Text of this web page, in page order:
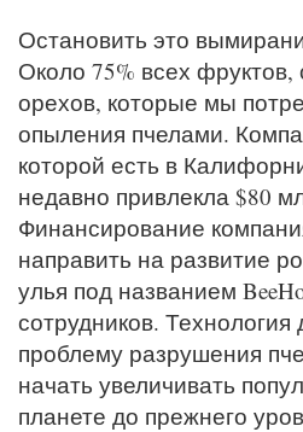
Остановить это
Около 75% всех
орехов, которые мы
опыления пчелами.
которой есть в
недавно привлекла $80
Финансирование
направить на развитие
улья под названием
сотрудников.
проблему разрушения
начать увеличивать
планете до прежнего